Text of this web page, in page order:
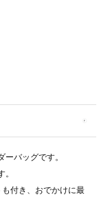
ーバッグです。
付き、おでかけに最